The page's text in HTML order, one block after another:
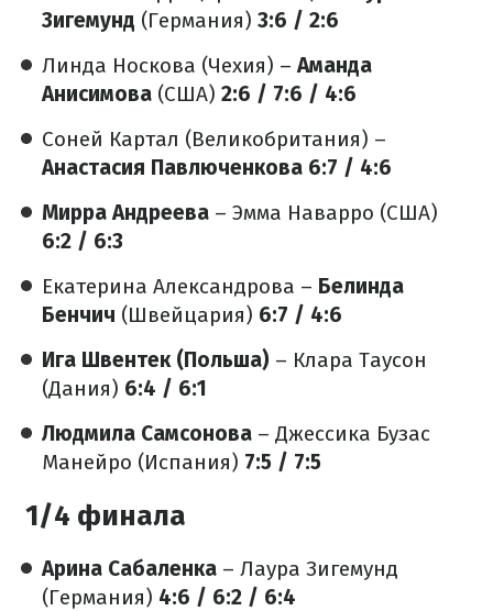
Зигемунд (Германия) 3:6 / 2:6
Линда Носкова (Чехия) –Аманда
Анисимова (США) 2:6 / 7:6 / 4:6
Соней Картал (Великобритания) –
Анастасия Павлюченкова 6:7 / 4:6
Мирра Андреева – Эмма Наварро (США)
6:2 / 6:3
Екатерина Александрова – Белинда
Бенчич (Швейцария) 6:7 / 4:6
Ига Швентек (Польша) – Клара Таусон
(Дания) 6:4 / 6:1
Людмила Самсонова – Джессика Бузас
Манейро (Испания) 7:5 / 7:5
1/4 финала
Арина Сабаленка – Лаура Зигемунд
(Германия) 4:6 / 6:2 / 6:4